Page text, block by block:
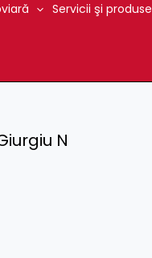
Servicii şi produse
N